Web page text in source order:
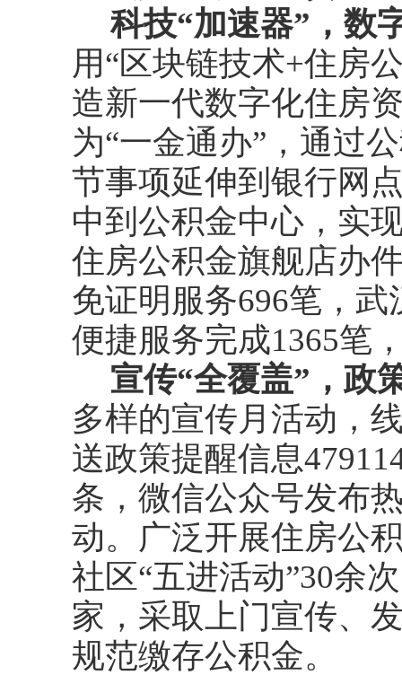
科技“加速器”，数
用“区块链技术+住房
造新一代数字化住房
为“一金通办”，通过
节事项延伸到银行网
中到公积金中心，实
住房公积金旗舰店办
免证明服务696笔，武
便捷服务完成1365笔
宣传“全覆盖”，政
多样的宣传月活动，
送政策提醒信息
条，微信公众号发布
动。广泛开展住房公
社区“五进活动”30余
家，采取上门宣传、
规范缴存公积金。